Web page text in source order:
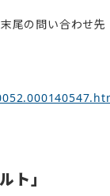
尾の問い合わせ先
ト」